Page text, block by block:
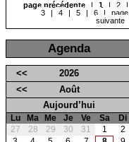
page précédente
| 1 | 2
|
3
| 4 | 5 | 6 |
page
suivante
Agenda
<<
2026
<<
Août
Aujourd’hui
Lu Ma Me Je Ve Sa
Di
27
28 29 30 31 1
2